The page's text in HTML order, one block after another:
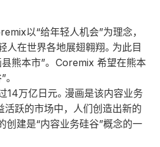
以“给年轻人机会”为理念，
人在世界各地展翅翱翔。为此目
熊本市”。 Coremix 希望在熊本
14万亿日元。漫画是该内容业务
活跃的市场中，人们创造出新的
创建是“内容业务硅谷”概念的一